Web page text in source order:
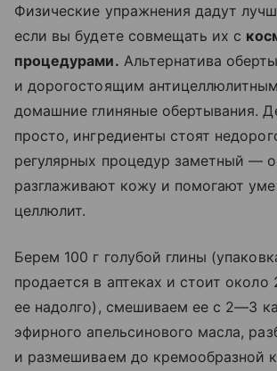
Физические упражнения дадут
если вы будете совмещать их с
процедурами. Альтернатива
и дорогостоящим
домашние глиняные обертывания.
просто, ингредиенты стоят
регулярных процедур заметный —
разглаживают кожу и помогают
целлюлит.
Берем 100 г голубой глины
продается в аптеках и стоит около
ее надолго), смешиваем ее с 2—3
эфирного апельсинового масла,
и размешиваем до кремообразной